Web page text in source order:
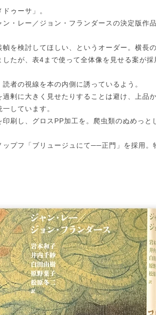
ゥーサ」。
・レー／ジョン・フランダースの決定版作品
幀を検討してほしい、というオーダー。横長
したが、表4まで使って全体像を見せる案が
者の視線を本の内側に誘っているよう。
剰に大きく見せたりすることは避け、上品
しています。
刷し、グロスPP加工を。爬虫類のぬめっと
ップフ「ブリュージュにて──正門」を採用。